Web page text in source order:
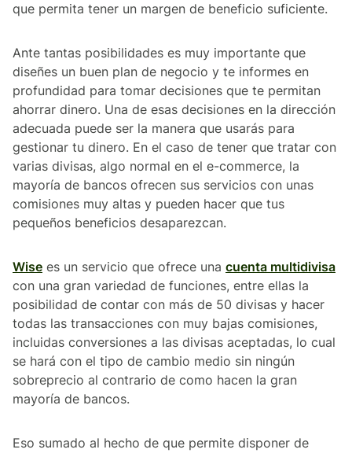
que permita tener un margen de beneficio suficiente.
Ante tantas posibilidades es muy importante que
diseñes un buen plan de negocio y te informes en
profundidad para tomar decisiones que te permitan
ahorrar dinero. Una de esas decisiones en la dirección
adecuada puede ser la manera que usarás para
gestionar tu dinero. En el caso de tener que tratar con
varias divisas, algo normal en el e-commerce, la
mayoría de bancos ofrecen sus servicios con unas
comisiones muy altas y pueden hacer que tus
pequeños beneficios desaparezcan.
Wise es un servicio que ofrece una cuenta multidivisa
con una gran variedad de funciones, entre ellas la
posibilidad de contar con más de 50 divisas y hacer
todas las transacciones con muy bajas comisiones,
incluidas conversiones a las divisas aceptadas, lo cual
se hará con el tipo de cambio medio sin ningún
sobreprecio al contrario de como hacen la gran
mayoría de bancos.
Eso sumado al hecho de que permite disponer de